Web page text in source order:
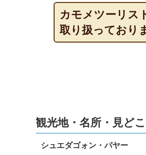
カモメツーリス
取り扱っており
観光地・名所・見ど
シュエダゴォン・パヤー